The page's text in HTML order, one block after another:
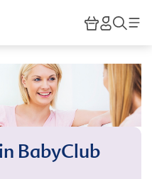
HiPP
BabyClub